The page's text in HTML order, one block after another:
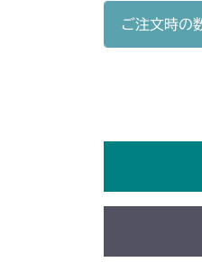
FIG30 HSTペダル(HST
ご注文時の